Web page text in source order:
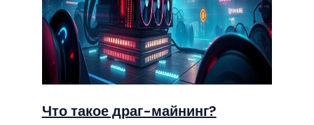
Что такое драг-майнинг?